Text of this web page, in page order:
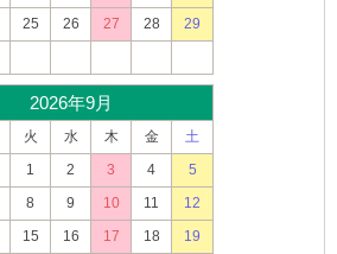
25 26 27 28
29
2026年9月
火 水 木 金
土
1
2 3 4
5
8 9 10 11
12
15 16 17 18
19